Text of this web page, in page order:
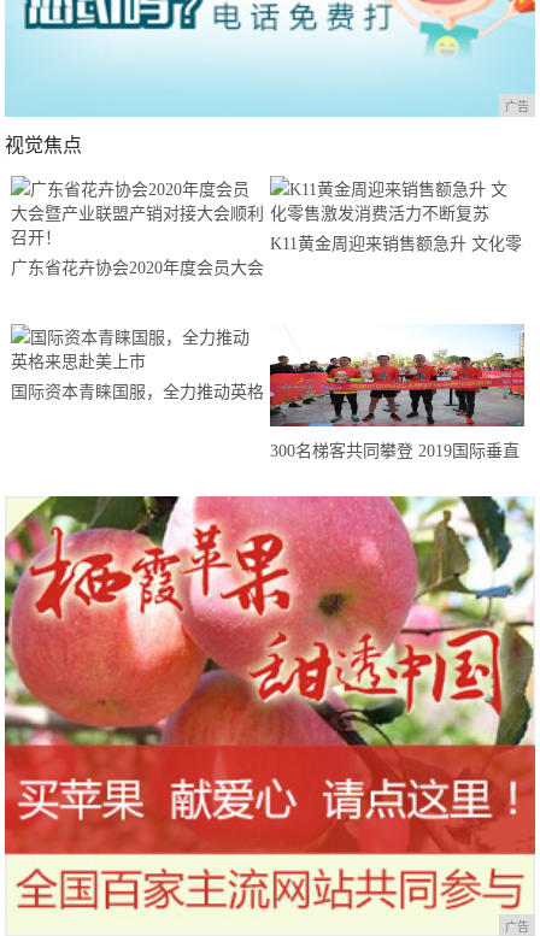
广告
视觉焦点
广东省花卉协会2020年度会员大会
开！
K11黄金周迎来销售额急升 文化零
国际资本青睐国服，全力推动英格
300名梯客共同攀登 2019国际垂直
站欢乐开跑
广告